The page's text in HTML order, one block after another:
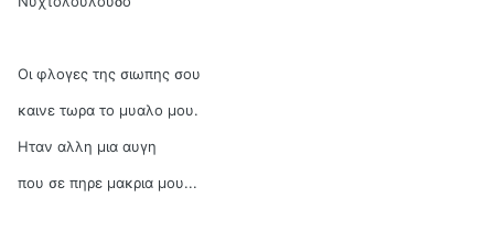
Οι φλογες της σιωπης σου
καινε τωρα το μυαλο μου.
Ηταν αλλη μια αυγη
που σε πηρε μακρια μου...